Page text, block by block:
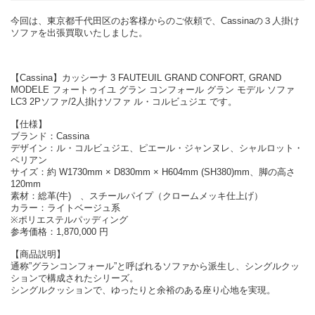
今回は、東京都千代田区のお客様からのご依頼で、Cassinaの３人掛け
ソファを出張買取いたしました。
【Cassina】カッシーナ 3 FAUTEUIL GRAND CONFORT, GRAND
MODELE フォートゥイユ グラン コンフォール グラン モデル ソファ
LC3 2Pソファ/2人掛けソファ ル・コルビュジエ です。
【仕様】
ブランド：Cassina
デザイン：ル・コルビュジエ、ピエール・ジャンヌレ、シャルロット・
ペリアン
サイズ：約 W1730mm × D830mm × H604mm (SH380)mm、脚の高さ
120mm
素材：総革(牛) 、スチールパイプ（クロームメッキ仕上げ）
カラー：ライトベージュ系
※ポリエステルパッディング
参考価格：1,870,000 円
【商品説明】
通称”グランコンフォール”と呼ばれるソファから派生し、シングルクッ
ションで構成されたシリーズ。
シングルクッションで、ゆったりと余裕のある座り心地を実現。